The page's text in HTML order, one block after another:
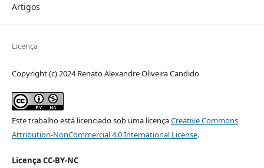
Artigos
Licença
Copyright (c) 2024 Renato Alexandre Oliveira Candido
Este trabalho está licenciado sob uma licençaCreative Commons
Attribution-NonCommercial 4.0 International License.
Licença CC-BY-NC